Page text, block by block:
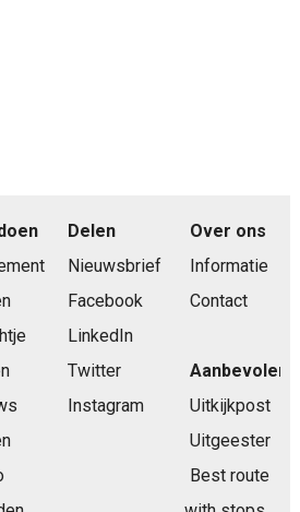
Delen
Nieuwsbrief
Facebook
LinkedIn
Twitter
Instagram
Over ons
Informatie
Contact
Aanbevolen
Uitkijkpost
Uitgeester
Best route